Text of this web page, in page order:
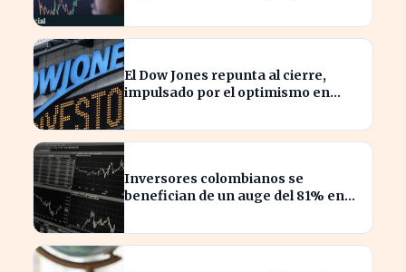
El Dow Jones repunta al cierre,
impulsado por el optimismo en
Inversores colombianos se
benefician de un auge del 81% en